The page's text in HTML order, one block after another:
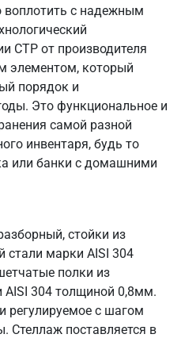
воплотить с надежным
СТР от производителя
элементом, который
порядок и
Это функциональное и
самой разной
инвентаря, будь то
или банки с домашними
стойки из
стали марки AISI 304
полки из
304 толщиной 0,8мм.
регулируемое с шагом
Стеллаж поставляется в